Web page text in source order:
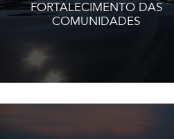
FORTALECIMENTO DAS
COMUNIDADES